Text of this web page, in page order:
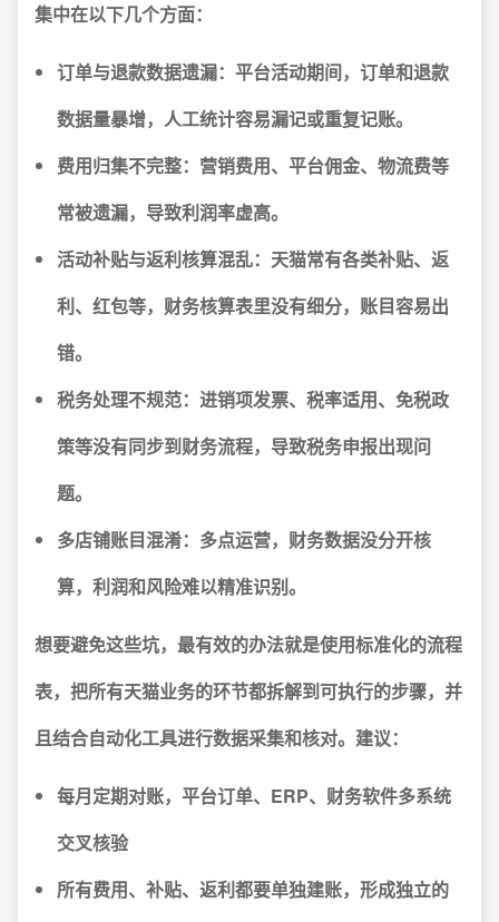
集中在以下几个方面：
订单与退款数据遗漏：平台活动期间，订单和退款
数据量暴增，人工统计容易漏记或重复记账。
费用归集不完整：营销费用、平台佣金、物流费等
常被遗漏，导致利润率虚高。
活动补贴与返利核算混乱：天猫常有各类补贴、返
利、红包等，财务核算表里没有细分，账目容易出
错。
税务处理不规范：进销项发票、税率适用、免税政
策等没有同步到财务流程，导致税务申报出现问
题。
多店铺账目混淆：多点运营，财务数据没分开核
算，利润和风险难以精准识别。
想要避免这些坑，最有效的办法就是使用标准化的流程
表，把所有天猫业务的环节都拆解到可执行的步骤，并
且结合自动化工具进行数据采集和核对。建议：
每月定期对账，平台订单、ERP、财务软件多系统
交叉核验
所有费用、补贴、返利都要单独建账，形成独立的